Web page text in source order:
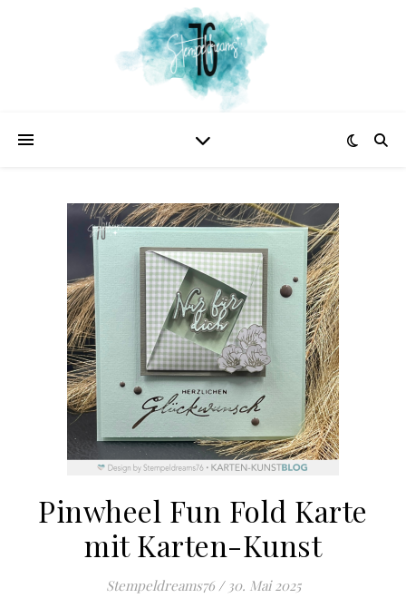
Pinwheel Fun Fold Karte
mit Karten-Kunst
Stempeldreams76 / 30. Mai 2025